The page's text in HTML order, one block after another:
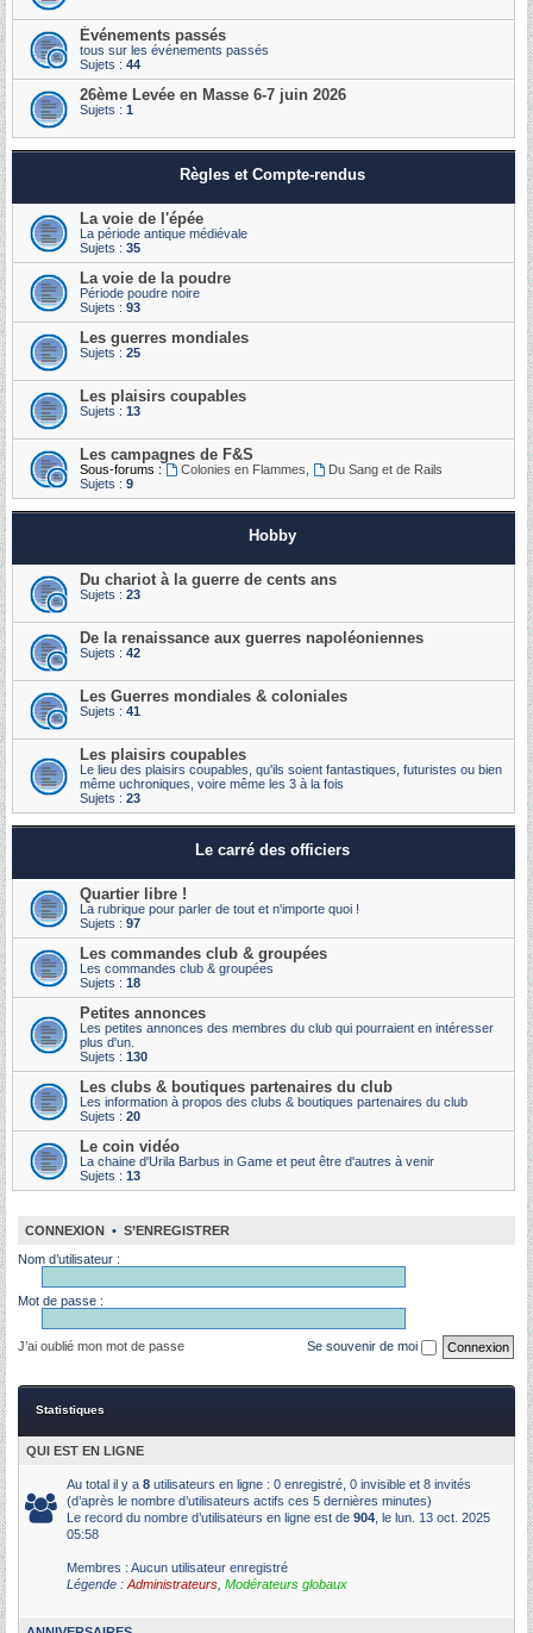
Événements passés
tous sur les événements passés
Sujets : 44
26ème Levée en Masse 6-7 juin 2026
Sujets : 1
Règles et Compte-rendus
La voie de l'épée
La période antique médiévale
Sujets : 35
La voie de la poudre
Période poudre noire
Sujets : 93
Les guerres mondiales
Sujets : 25
Les plaisirs coupables
Sujets : 13
Les campagnes de F&S
Sous-forums : Colonies en Flammes
Du Sang et de Rails
Sujets : 9
Hobby
Du chariot à la guerre de cents ans
Sujets : 23
De la renaissance aux guerres napoléoniennes
Sujets : 42
Les Guerres mondiales & coloniales
Sujets : 41
Les plaisirs coupables
Le lieu des plaisirs coupables, qu'ils soient fantastiques, futuristes ou bien
même uchroniques, voire même les 3 à la fois
Sujets : 23
Le carré des officiers
Quartier libre !
La rubrique pour parler de tout et n'importe quoi !
Sujets : 97
Les commandes club & groupées
Les commandes club & groupées
Sujets : 18
Petites annonces
Les petites annonces des membres du club qui pourraient en intéresser
plus d'un.
Sujets : 130
Les clubs & boutiques partenaires du club
Les information à propos des clubs & boutiques partenaires du club
Sujets : 20
Le coin vidéo
La chaine d'Urila Barbus in Game et peut être d'autres à venir
Sujets : 13
CONNEXION • S’ENREGISTRER
Nom d’utilisateur :
Mot de passe :
J’ai oublié mon mot de passe Se souvenir de moi
Statistiques
QUI EST EN LIGNE
Au total il y a 8 utilisateurs en ligne : 0 enregistré, 0 invisible et 8 invités
(d’après le nombre d’utilisateurs actifs ces 5 dernières minutes)
Le record du nombre d’utilisateurs en ligne est de 904 , le lun. 13 oct. 2025
05:58
Membres : Aucun utilisateur enregistré
Légende : Administrateurs Modérateurs globaux